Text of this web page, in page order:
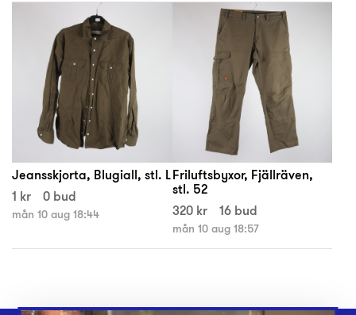
Jeansskjorta, Blugiall, stl. L
1 kr
0 bud
mån 10 aug 18:44
Friluftsbyxor, Fjällräven,
stl. 52
320 kr
16 bud
mån 10 aug 18:57